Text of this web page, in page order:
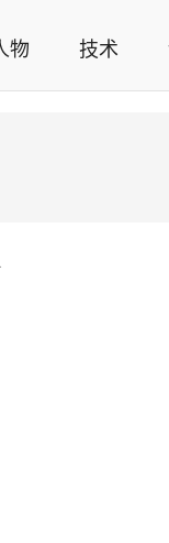
用，智能家居行业观点
物 技术